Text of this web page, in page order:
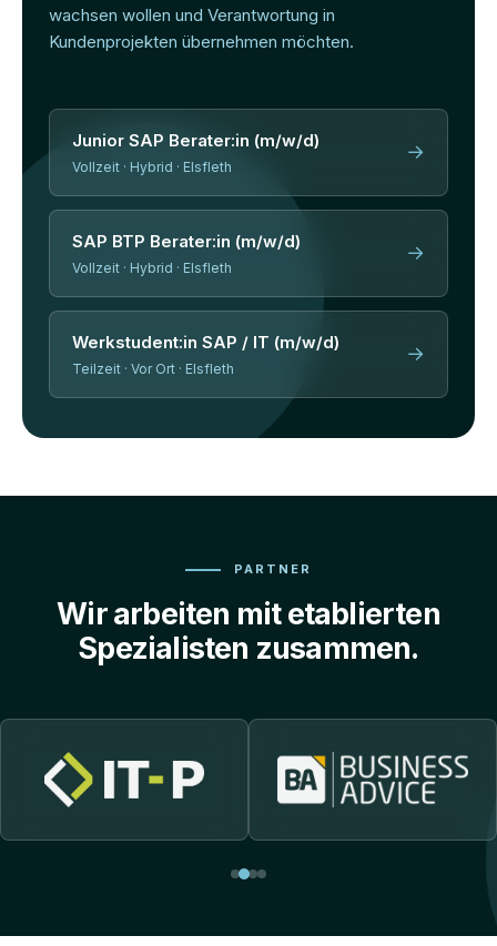
wachsen wollen und Verantwortung in
Kundenprojekten übernehmen möchten.
Junior SAP Berater:in (m/w/d)
Vollzeit · Hybrid · Elsfleth
→
SAP BTP Berater:in (m/w/d)
Vollzeit · Hybrid · Elsfleth
→
Werkstudent:in SAP / IT (m/w/d)
Teilzeit · Vor Ort · Elsfleth
→
PARTNER
Wir arbeiten mit etablierten
Spezialisten zusammen.